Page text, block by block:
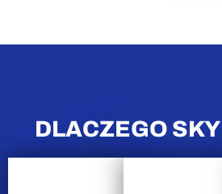
DLACZEGO